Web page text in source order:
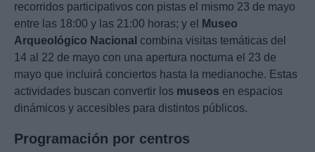
recorridos participativos con pistas el mismo 23 de mayo
entre las 18:00 y las 21:00 horas; y el
Museo
Arqueológico Nacional combina visitas temáticas del
14 al 22 de mayo con una apertura nocturna el 23 de
mayo que incluirá conciertos hasta la medianoche. Estas
actividades buscan convertir los museos en espacios
dinámicos y accesibles para distintos públicos.
Programación por centros